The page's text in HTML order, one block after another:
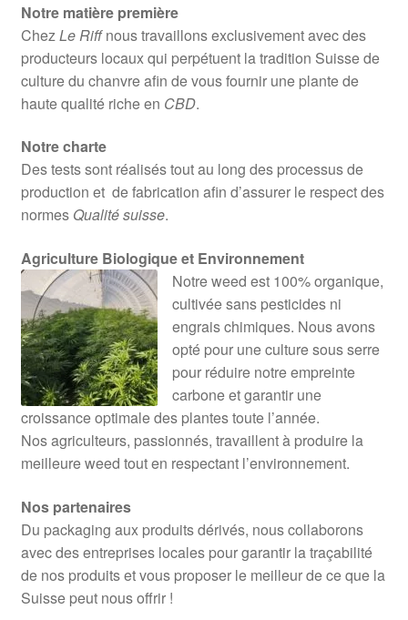
Notre matière première
ChezLe Riffnous travaillons exclusivement avec des
producteurs locaux qui perpétuent la tradition Suisse de
culture du chanvre afin de vous fournir une plante de
haute qualité riche en CBD.
Notre charte
Des tests sont réalisés tout au long des processus de
production et de fabrication afin d’assurer le respect des
normes Qualité suisse.
Agriculture Biologique et Environnement
Notre weed est 100% organique,
cultivée sans pesticides ni
engrais chimiques. Nous avons
opté pour une culture sous serre
pour réduire notre empreinte
carbone et garantir une
croissance optimale des plantes toute l’année.
Nos agriculteurs, passionnés, travaillent à produire la
meilleure weed tout en respectant l’environnement.
Nos partenaires
Du packaging aux produits dérivés, nous collaborons
avec des entreprises locales pour garantir la traçabilité
de nos produits et vous proposer le meilleur de ce que la
Suisse peut nous offrir !